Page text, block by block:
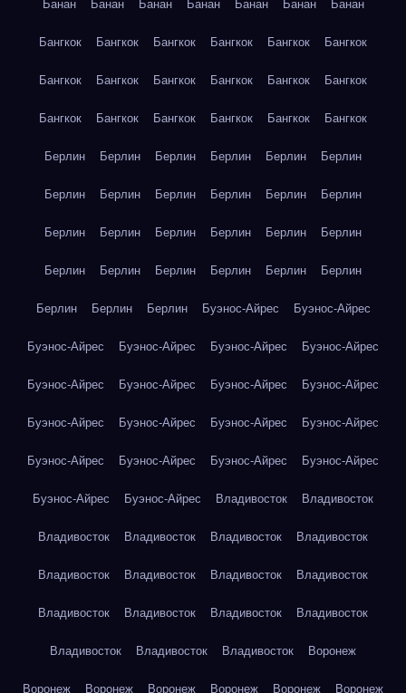
Банан Банан Банан Банан Банан Банан Банан
Бангкок Бангкок Бангкок Бангкок Бангкок Бангкок
Бангкок Бангкок Бангкок Бангкок Бангкок Бангкок
Бангкок Бангкок Бангкок Бангкок Бангкок Бангкок
Берлин Берлин Берлин Берлин Берлин Берлин
Берлин Берлин Берлин Берлин Берлин Берлин
Берлин Берлин Берлин Берлин Берлин Берлин
Берлин Берлин Берлин Берлин Берлин Берлин
Берлин Берлин Берлин Буэнос-Айрес Буэнос-Айрес
Буэнос-Айрес Буэнос-Айрес Буэнос-Айрес Буэнос-Айрес
Буэнос-Айрес Буэнос-Айрес Буэнос-Айрес Буэнос-Айрес
Буэнос-Айрес Буэнос-Айрес Буэнос-Айрес Буэнос-Айрес
Буэнос-Айрес Буэнос-Айрес Буэнос-Айрес Буэнос-Айрес
Буэнос-Айрес Буэнос-Айрес Владивосток Владивосток
Владивосток Владивосток Владивосток Владивосток
Владивосток Владивосток Владивосток Владивосток
Владивосток Владивосток Владивосток Владивосток
Владивосток Владивосток Владивосток Воронеж
Воронеж Воронеж Воронеж Воронеж Воронеж Воронеж